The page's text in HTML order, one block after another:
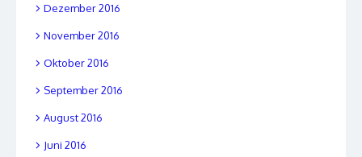
Dezember 2016
November 2016
Oktober 2016
September 2016
August 2016
Juni 2016